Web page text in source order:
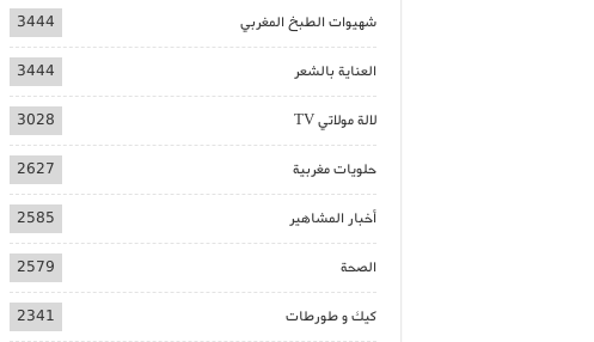
شهيوات الطبخ المغربي 3444
العناية بالشعر 3444
لالة مولاتي TV 3028
حلويات مغربية 2627
أخبار المشاهير 2585
الصحة 2579
كيك و طورطات 2341